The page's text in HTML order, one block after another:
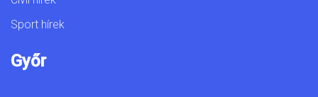
Sport hírek
Győr